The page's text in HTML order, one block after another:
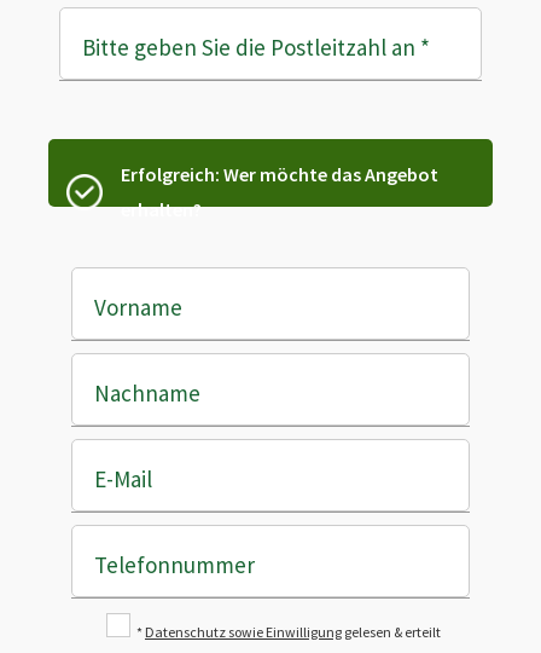
Bitte geben Sie die Postleitzahl an *
Erfolgreich: Wer möchte das Angebot
erhalten?
Vorname
Nachname
E-Mail
Telefonnummer
* Datenschutz sowie Einwilligung gelesen & erteilt